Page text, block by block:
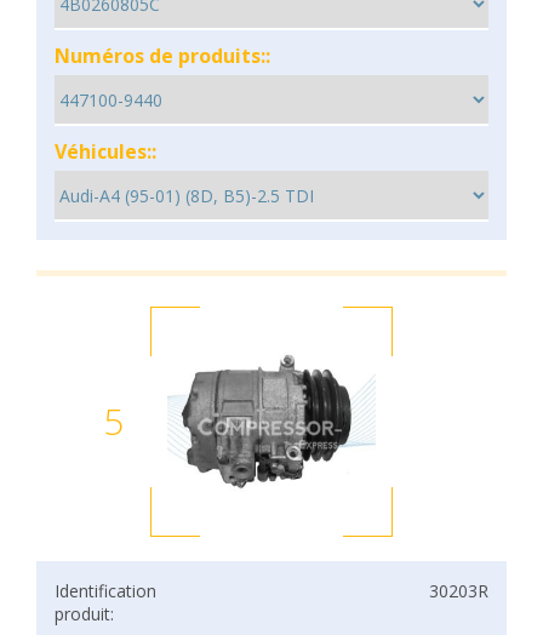
Numéros de produits::
Véhicules::
5
Identification
produit:
30203R